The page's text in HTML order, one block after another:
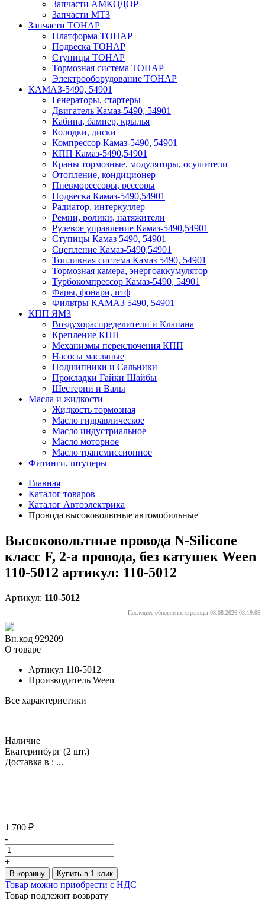
Запчасти АМКОДОР
Запчасти МТЗ
Запчасти ТОНАР
Платформа ТОНАР
Подвеска ТОНАР
Ступицы ТОНАР
Тормозная система ТОНАР
Электрооборудование ТОНАР
КАМАЗ-5490, 54901
Генераторы, стартеры
Двигатель Камаз-5490, 54901
Кабина, бампер, крылья
Колодки, диски
Компрессор Камаз-5490, 54901
КПП Камаз-5490,54901
Краны тормозные, модуляторы, осушители
Отопление, кондиционер
Пневморессоры, рессоры
Подвеска Камаз-5490,54901
Радиатор, интеркуллер
Ремни, ролики, натяжители
Рулевое управление Камаз-5490,54901
Ступицы Камаз 5490, 54901
Сцепление Камаз-5490,54901
Топливная система Камаз 5490, 54901
Тормозная камера, энергоаккумулятор
Турбокомпрессор Камаз-5490, 54901
Фары, фонари, птф
Фильтры КАМАЗ 5490, 54901
КПП ЯМЗ
Воздухораспределители и Клапана
Крепление КПП
Механизмы переключения КПП
Насосы масляные
Подшипники и Сальники
Прокладки Гайки Шайбы
Шестерни и Валы
Масла и жидкости
Жидкость тормозная
Масло гидравлическое
Масло индустриальное
Масло моторное
Масло трансмиссионное
Фитинги, штуцеры
Главная
Каталог товаров
Каталог Автоэлектрика
Провода высоковольтные автомобильные
Высоковольтные провода N-Silicone
класс F, 2-а провода, без катушек Ween
110-5012 артикул: 110-5012
Артикул: 110-5012
Последнее обновление страницы 08.08.2026 03:19:06
Вн.код 929209
О товаре
Артикул 110-5012
Производитель Ween
Все характеристики
Наличие
Екатеринбург (2 шт.)
Доставка в : ...
1 700 ₽
-
+
В корзину Купить в 1 клик
Товар можно приобрести с НДС
Товар подлежит возврату